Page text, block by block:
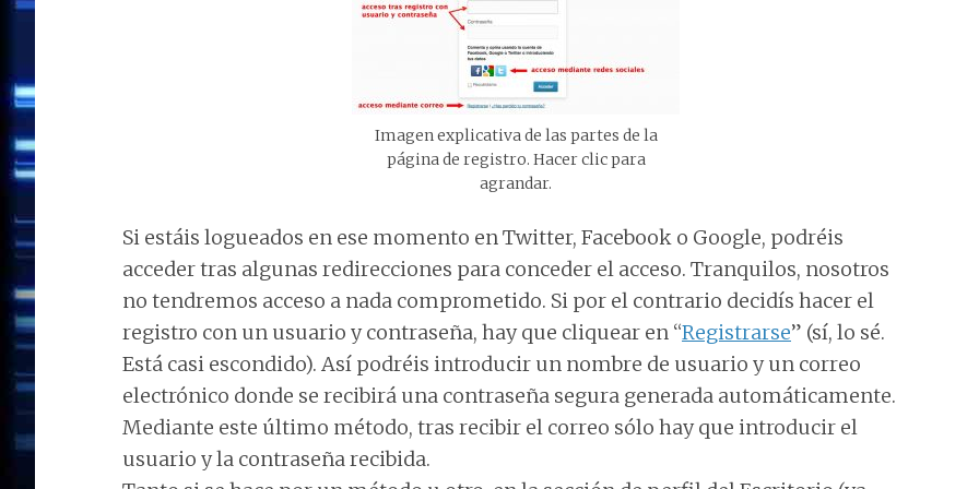
Imagen explicativa de las partes de la
página de registro. Hacer clic para
agrandar.
Si estáis logueados en ese momento en Twitter, Facebook o Google, podréis
acceder tras algunas redirecciones para conceder el acceso. Tranquilos, nosotros
no tendremos acceso a nada comprometido. Si por el contrario decidís hacer el
registro con un usuario y contraseña, hay que cliquear en “Registrarse” (sí, lo sé.
Está casi escondido). Así podréis introducir un nombre de usuario y un correo
electrónico donde se recibirá una contraseña segura generada automáticamente.
Mediante este último método, tras recibir el correo sólo hay que introducir el
usuario y la contraseña recibida.